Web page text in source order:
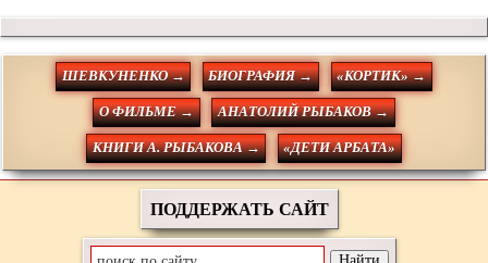
ШЕВКУНЕНКО → БИОГРАФИЯ → «КОРТИК» →
О ФИЛЬМЕ → АНАТОЛИЙ РЫБАКОВ →
КНИГИ А. РЫБАКОВА → «ДЕТИ АРБАТА»
ПОДДЕРЖАТЬ САЙТ